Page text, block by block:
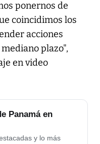
ponernos de
coincidimos los
acciones
plazo",
en video
Panamá en
y lo más